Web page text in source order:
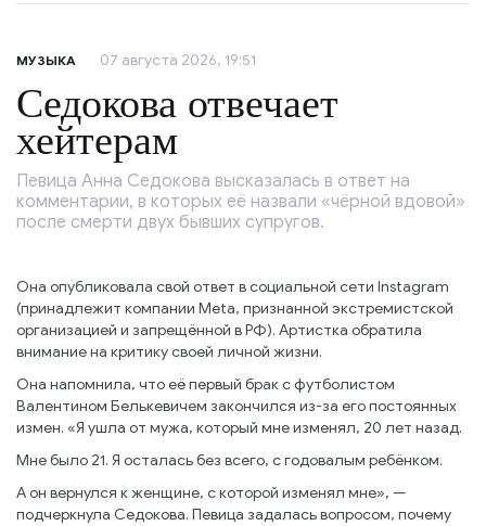
МУЗЫКА 07 августа 2026, 19:51
Седокова отвечает
хейтерам
Певица Анна Седокова высказалась в ответ на
комментарии, в которых её назвали «чёрной вдовой»
после смерти двух бывших супругов.
Она опубликовала свой ответ в социальной сети Instagram
(принадлежит компании Meta, признанной экстремистской
организацией и запрещённой в РФ). Артистка обратила
внимание на критику своей личной жизни.
Она напомнила, что её первый брак с футболистом
Валентином Белькевичем закончился из-за его постоянных
измен. «Я ушла от мужа, который мне изменял, 20 лет назад.
Мне было 21. Я осталась без всего, с годовалым ребёнком.
А он вернулся к женщине, с которой изменял мне», —
подчеркнула Седокова. Певица задалась вопросом, почему